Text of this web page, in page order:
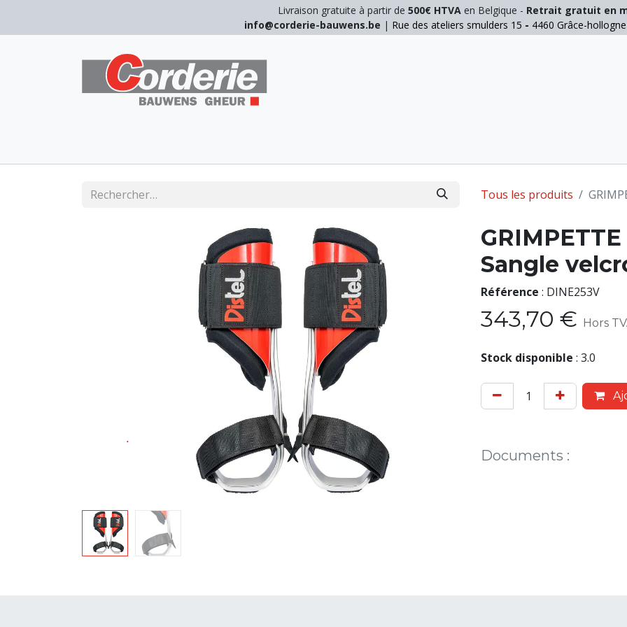
Livraison gratuite à partir de 500€ HTVAen Belgique - Retrait gratuit en
info@corderie-bauwens.be | Rue des ateliers smulders 15 - 4460 Grâce-
Tous les produits
Sangle
Référence : DINE253V
343,70 € Hors
Stock disponible : 3.0
Documents :